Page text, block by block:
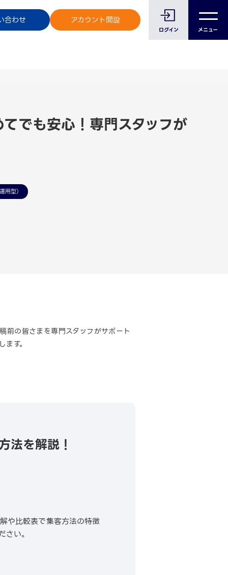
合わせ アカウント開設
ログイン メニュー
客様へ
でも安心！専門スタッフが
用型）
の皆さまを専門スタッフがサポート
す。
法を解説！
や比較表で集客方法の特徴
い。